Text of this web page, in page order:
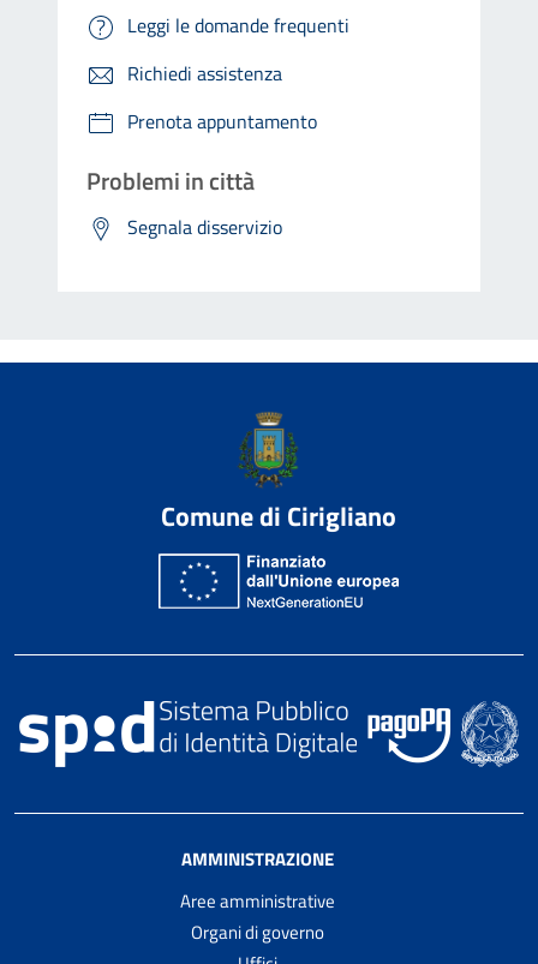
Leggi le domande frequenti
Richiedi assistenza
Prenota appuntamento
Problemi in città
Segnala disservizio
Comune di Cirigliano
AMMINISTRAZIONE
Aree amministrative
Organi di governo